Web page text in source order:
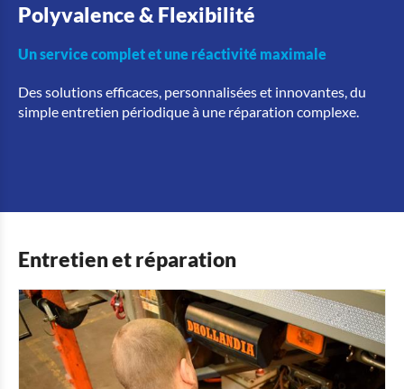
Polyvalence & Flexibilité
Un service complet et une réactivité maximale
Des solutions efficaces, personnalisées et innovantes,du
simple entretien périodique à une réparation complexe.
Entretien et réparation